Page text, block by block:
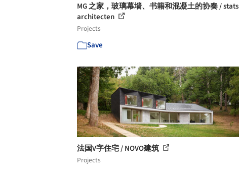
MG 之家，玻璃幕墙、书籍和混凝土的协奏 / stats
architecten
Projects
Save
法国V字住宅 / NOVO建筑
Projects